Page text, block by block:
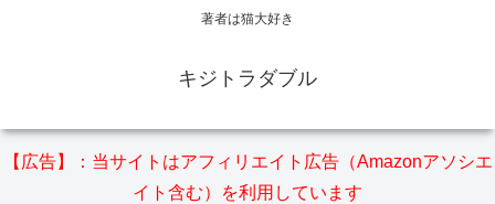
著者は猫大好き
キジトラダブル
【広告】：当サイトはアフィリエイト広告（Amazonアソシエ
イト含む）を利用しています